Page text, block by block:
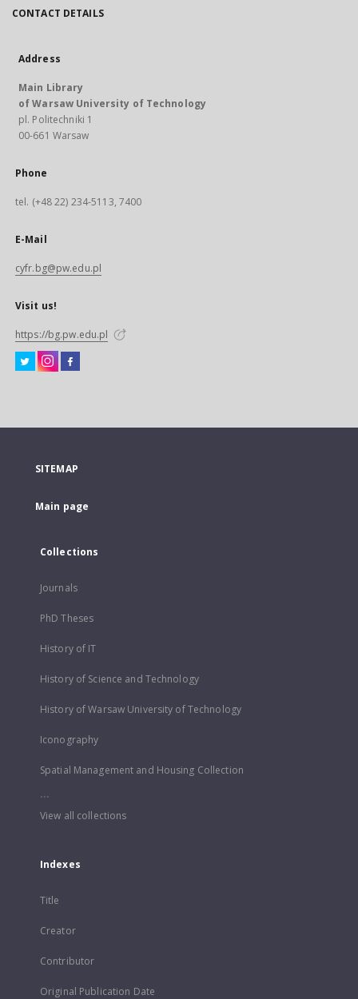
CONTACT DETAILS
Address
Main Library
of Warsaw University of Technology
pl. Politechniki 1
00-661 Warsaw
Phone
tel. (+48 22) 234-5113, 7400
E-Mail
cyfr.bg@pw.edu.pl
Visit us!
https://bg.pw.edu.pl
SITEMAP
Main page
Collections
Journals
PhD Theses
History of IT
History of Science and Technology
History of Warsaw University of Technology
Iconography
Spatial Management and Housing Collection
...
View all collections
Indexes
Title
Creator
Contributor
Original Publication Date